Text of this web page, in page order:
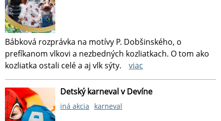
Bábková rozprávka na motívy P. Dobšinského, o
prefíkanom vlkovi a nezbedných kozliatkach. O tom ako
kozliatka ostali celé a aj vlk sýty.
viac
Detský karneval v Devíne
iná akcia karneval